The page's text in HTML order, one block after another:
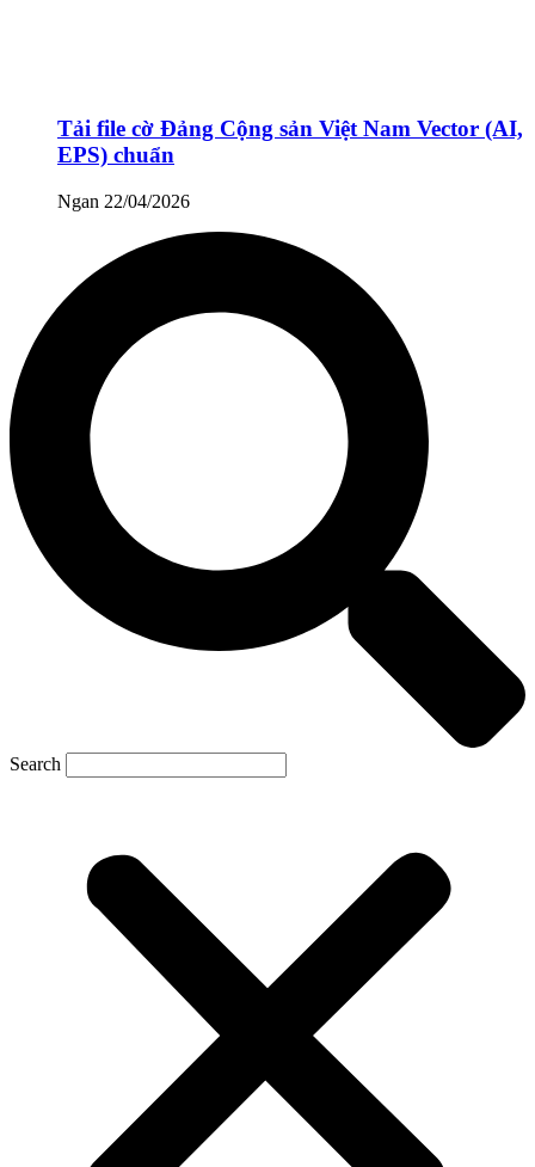
Tải file cờ Đảng Cộng sản Việt Nam Vector (AI,
EPS) chuẩn
Ngan 22/04/2026
Search